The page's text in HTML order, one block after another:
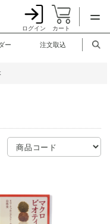
ログイン カート
ー 注文取込